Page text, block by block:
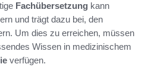
Fachübersetzung kann
und trägt dazu bei, den
Um dies zu erreichen, müssen
Wissen in medizinischem
verfügen.